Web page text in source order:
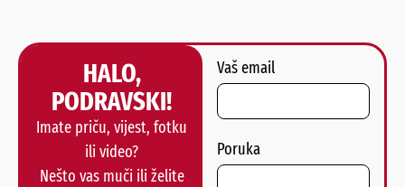
HALO,
PODRAVSKI!
Imate priču, vijest, fotku
ili video?
Nešto vas muči ili želite
Vaš email
Poruka